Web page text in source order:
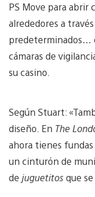
PS Move para abrir
alrededores a
predeterminados…
cámaras de
su casino.
Según Stuart:
diseño. En The
ahora tienes
un cinturón de
de juguetitosque